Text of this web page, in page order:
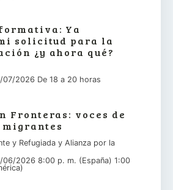
Ya
solicitud para la
¿y ahora qué?
07/2026 De 18 a 20 horas
Fronteras: voces de
y Refugiada y Alianza por la
06/2026 8:00 p. m. (España) 1:00